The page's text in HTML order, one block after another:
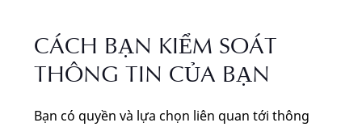
CÁCH BẠN KIỂM SOÁT
THÔNG TIN CỦA BẠN
Bạn có quyền và lựa chọn liên quan tới thông